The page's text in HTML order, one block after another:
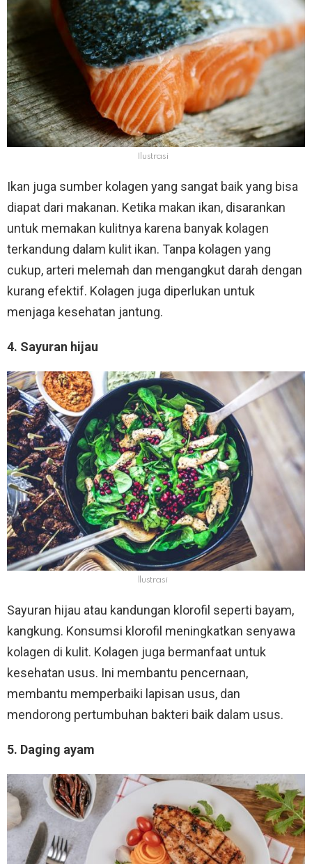
Ilustrasi
Ikan juga sumber kolagen yang sangat baik yang bisa
diapat dari makanan. Ketika makan ikan, disarankan
untuk memakan kulitnya karena banyak kolagen
terkandung dalam kulit ikan. Tanpa kolagen yang
cukup, arteri melemah dan mengangkut darah dengan
kurang efektif. Kolagen juga diperlukan untuk
menjaga kesehatan jantung.
4. Sayuran hijau
llustrasi
Sayuran hijau atau kandungan klorofil seperti bayam,
kangkung. Konsumsi klorofil meningkatkan senyawa
kolagen di kulit. Kolagen juga bermanfaat untuk
kesehatan usus. Ini membantu pencernaan,
membantu memperbaiki lapisan usus, dan
mendorong pertumbuhan bakteri baik dalam usus.
5. Daging ayam